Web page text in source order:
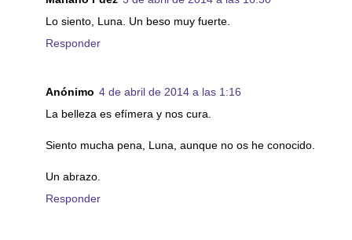
Lo siento, Luna. Un beso muy fuerte.
Responder
Anónimo 4 de abril de 2014 a las 1:16
La belleza es efímera y nos cura.
Siento mucha pena, Luna, aunque no os he conocido.
Un abrazo.
Responder